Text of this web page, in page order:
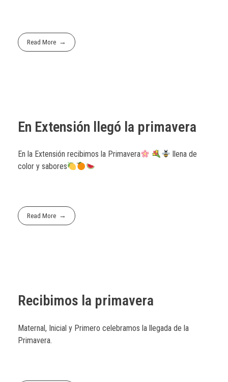
Read More
En Extensión llegó la primavera
En la Extensión recibimos la Primavera
llena de
color y sabores
Read More
Recibimos la primavera
Maternal, Inicial y Primero celebramos la llegada de la
Primavera.